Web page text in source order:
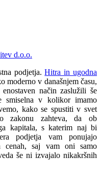
d.o.o.
podjetja.Hitra in ugodna
moderno v današnjem času,
način zaslužili še
smiselna v kolikor imamo
kako se spustiti v svet
zakonu zahteva, da ob
kapitala, s katerim naj bi
podjetja vam ponujajo
cenah, saj vam oni samo
še ni izvajalo nikakršnih